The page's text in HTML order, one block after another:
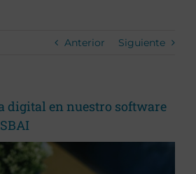
Anterior Siguiente
digital en nuestro software